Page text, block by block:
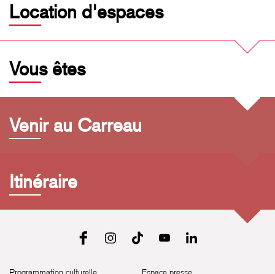
Location d'espaces
Vous êtes
Venir au Carreau
Itinéraire